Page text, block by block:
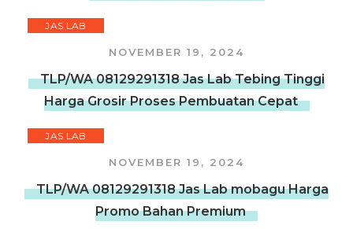
JAS LAB
NOVEMBER 19, 2024
TLP/WA 08129291318 Jas Lab Tebing Tinggi
Harga Grosir Proses Pembuatan Cepat
JAS LAB
NOVEMBER 19, 2024
TLP/WA 08129291318 Jas Lab mobagu Harga
Promo Bahan Premium